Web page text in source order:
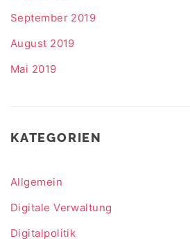
September 2019
August 2019
Mai 2019
KATEGORIEN
Allgemein
Digitale Verwaltung
Digitalpolitik